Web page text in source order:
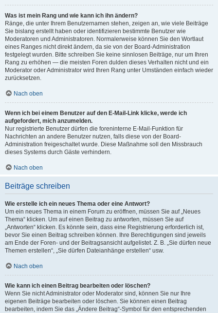
Was ist mein Rang und wie kann ich ihn ändern?
Ränge, die unter Ihrem Benutzernamen stehen, zeigen an, wie viele Beiträge
Sie bislang erstellt haben oder identifizieren bestimmte Benutzer wie
Moderatoren und Administratoren. Normalerweise können Sie den Wortlaut
eines Ranges nicht direkt ändern, da sie von der Board-Administration
festgelegt wurden. Bitte schreiben Sie keine sinnlosen Beiträge, nur um Ihren
Rang zu erhöhen — die meisten Foren dulden dieses Verhalten nicht und ein
Moderator oder Administrator wird Ihren Rang unter Umständen einfach wieder
zurücksetzen.
Nach oben
Wenn ich bei einem Benutzer auf den E-Mail-Link klicke, werde ich
aufgefordert, mich anzumelden.
Nur registrierte Benutzer dürfen die foreninterne E-Mail-Funktion für
Nachrichten an andere Benutzer nutzen, falls diese von der Board-
Administration freigeschaltet wurde. Diese Maßnahme soll den Missbrauch
dieses Systems durch Gäste verhindern.
Nach oben
Beiträge schreiben
Wie erstelle ich ein neues Thema oder eine Antwort?
Um ein neues Thema in einem Forum zu eröffnen, müssen Sie auf „Neues
Thema“ klicken. Um auf einen Beitrag zu antworten, müssen Sie auf
„Antworten“ klicken. Es könnte sein, dass eine Registrierung erforderlich ist,
bevor Sie einen Beitrag schreiben können. Ihre Berechtigungen sind jeweils
am Ende der Foren- und der Beitragsansicht aufgelistet. Z. B. „Sie dürfen neue
Themen erstellen“, „Sie dürfen Dateianhänge erstellen“ usw.
Nach oben
Wie kann ich einen Beitrag bearbeiten oder löschen?
Wenn Sie nicht Administrator oder Moderator sind, können Sie nur Ihre
eigenen Beiträge bearbeiten oder löschen. Sie können einen Beitrag
bearbeiten, indem Sie das „Ändere Beitrag“-Symbol für den entsprechenden